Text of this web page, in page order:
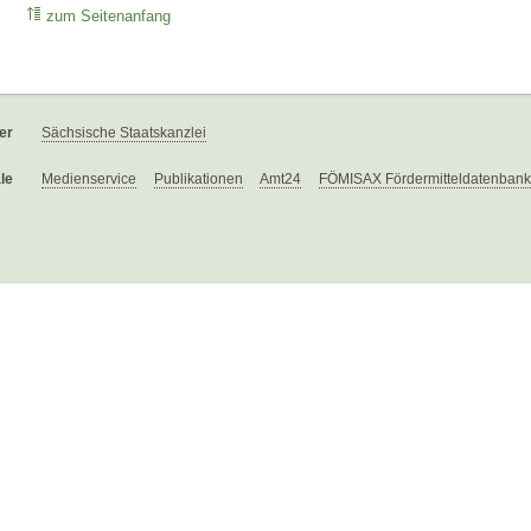
zum Seitenanfang
Sächsische Staatskanzlei
Medienservice Publikationen Amt24 FÖMISAX Fördermitteldatenbank